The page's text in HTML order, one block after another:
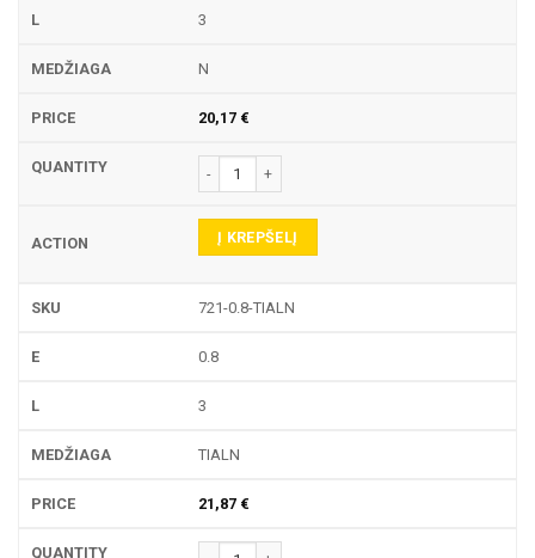
3
N
20,17 €
produkto kiekis: 721 TEKINIMO PLOKŠTELĖ
Į KREPŠELĮ
721-0.8-TIALN
0.8
3
TIALN
21,87 €